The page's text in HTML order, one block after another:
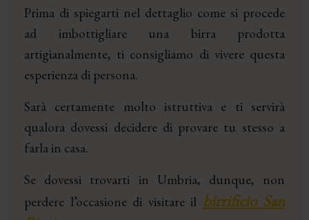
Prima di spiegarti nel dettaglio come si procede
ad imbottigliare una birra prodotta
artigianalmente, ti consigliamo di vivere questa
esperienza di persona.
Sarà certamente molto istruttiva e ti servirà
qualora dovessi decidere di provare tu stesso a
farla in casa.
Se dovessi trovarti in Umbria, dunque, non
perdere l’occasione di visitare il birrificio San